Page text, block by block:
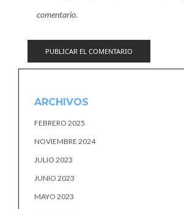
comentario.
ARCHIVOS
FEBRERO 2025
NOVIEMBRE 2024
JULIO 2023
JUNIO 2023
MAYO 2023